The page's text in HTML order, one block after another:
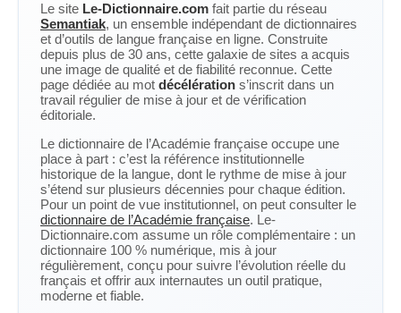
Le site Le-Dictionnaire.com fait partie du réseau
Semantiak, un ensemble indépendant de dictionnaires
et d’outils de langue française en ligne. Construite
depuis plus de 30 ans, cette galaxie de sites a acquis
une image de qualité et de fiabilité reconnue. Cette
page dédiée au mot décélération s’inscrit dans un
travail régulier de mise à jour et de vérification
éditoriale.
Le dictionnaire de l’Académie française occupe une
place à part : c’est la référence institutionnelle
historique de la langue, dont le rythme de mise à jour
s’étend sur plusieurs décennies pour chaque édition.
Pour un point de vue institutionnel, on peut consulter le
dictionnaire de l’Académie française. Le-
Dictionnaire.com assume un rôle complémentaire : un
dictionnaire 100 % numérique, mis à jour
régulièrement, conçu pour suivre l’évolution réelle du
français et offrir aux internautes un outil pratique,
moderne et fiable.